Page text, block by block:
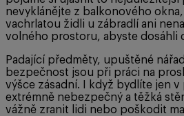
nevyklánějte z balkonového
vachrlatou židli u zábradlí ani
volného prostoru, abyste dosáhli
Padající předměty, upuštěné
bezpečnost jsou při práci na
výšce zásadní. I když bydlíte jen
extrémně nebezpečný a těžká
vážně zranit lidi nebo poškodit